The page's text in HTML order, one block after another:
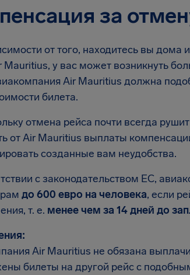
за
от того, находитесь вы дома
Mauritius, у вас может возникнуть
Air Mauritius должна
билета.
отмена рейса почти всегда
от Air Mauritius выплаты
созданные вам неудобства.
с законодательством ЕС,
до 600 евро на человека, если
т. е. менее чем за 14 дней до
Air Mauritius не обязана
билеты на другой рейс с